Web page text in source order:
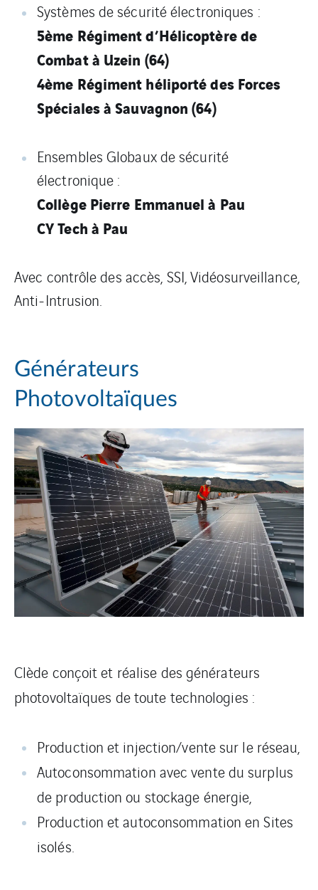
Systèmes de sécurité électroniques :
5ème Régiment d’Hélicoptère de
Combat à Uzein (64)
4ème Régiment héliporté des Forces
Spéciales à Sauvagnon (64)
Ensembles Globaux de sécurité
électronique :
Collège Pierre Emmanuel à Pau
CY Tech à Pau
Avec contrôle des accès, SSI, Vidéosurveillance,
Anti-Intrusion.
Générateurs
Photovoltaïques
Clède conçoit et réalise des générateurs
photovoltaïques de toute technologies :
Production et injection/vente sur le réseau,
Autoconsommation avec vente du surplus
de production ou stockage énergie,
Production et autoconsommation en Sites
isolés.